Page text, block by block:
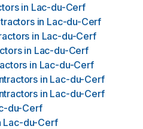
in Lac-du-Cerf
in Lac-du-Cerf
in Lac-du-Cerf
in Lac-du-Cerf
in Lac-du-Cerf
in Lac-du-Cerf
in Lac-du-Cerf
du-Cerf
Lac-du-Cerf